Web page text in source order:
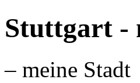
Stuttgart -
– meine Stadt